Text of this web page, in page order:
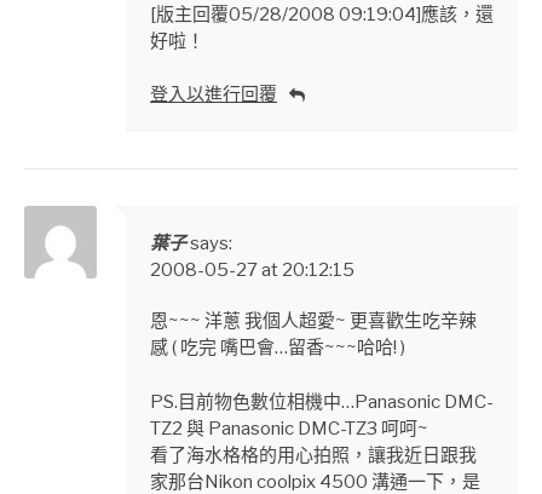
[版主回覆05/28/2008 09:19:04]應該，還
好啦！
登入以進行回覆
葉子says:
2008-05-27 at 20:12:15
恩~~~ 洋蔥 我個人超愛~ 更喜歡生吃辛辣
感 ( 吃完 嘴巴會…留香~~~哈哈! )
PS.目前物色數位相機中…Panasonic DMC-
TZ2 與 Panasonic DMC-TZ3 呵呵~
看了海水格格的用心拍照，讓我近日跟我
家那台Nikon coolpix 4500 溝通一下，是